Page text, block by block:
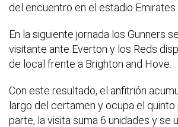
del encuentro en el estadio Emirates
En la siguiente jornada los Gunners
visitante ante Everton y los Reds
de local frente a Brighton and Hove.
Con este resultado, el anfitrión
largo del certamen y ocupa el quinto
parte, la visita suma 6 unidades y se